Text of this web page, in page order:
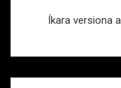
entradasÍkara versiona